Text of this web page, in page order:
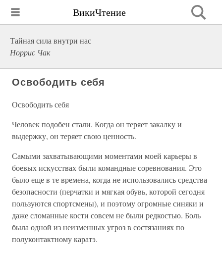
ВикиЧтение
Тайная сила внутри нас
Норрис Чак
Освободить себя
Освободить себя
Человек подобен стали. Когда он теряет закалку и
выдержку, он теряет свою ценность.
Самыми захватывающими моментами моей карьеры в
боевых искусствах были командные соревнования. Это
было еще в те времена, когда не использовались средства
безопасности (перчатки и мягкая обувь, которой сегодня
пользуются спортсмены), и поэтому огромные синяки и
даже сломанные кости совсем не были редкостью. Боль
была одной из неизменных угроз в состязаниях по
полуконтактному каратэ.